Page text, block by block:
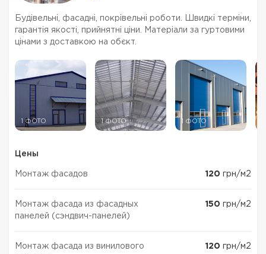
Будівельні, фасадні, покрівельні роботи. Швидкі терміни,
гарантія якості, прийнятні ціни. Матеріали за гуртовими
цінами з доставкою на обєкт.
1 ФОТО 1 ФОТО 1 ФОТО
Цены
Монтаж фасадов 120 грн/м2
Монтаж фасада из фасадных
панелей (сэндвич-панелей)
150 грн/м2
Монтаж фасада из винилового
120 грн/м2